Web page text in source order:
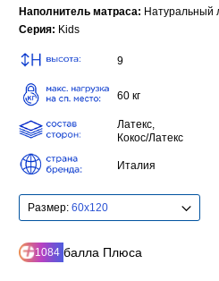
Наполнитель матраса: Натуральный
Серия: Kids
9
60 кг
Латекс,
Кокос/Латекс
Италия
Размер: 60x120
1084 балла Плюса